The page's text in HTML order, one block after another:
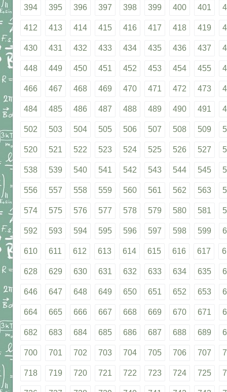
394 395 396 397 398 399 400 401
412 413 414 415 416 417 418 419
430 431 432 433 434 435 436 437
448 449 450 451 452 453 454 455
466 467 468 469 470 471 472 473
484 485 486 487 488 489 490 491
502 503 504 505 506 507 508 509
520 521 522 523 524 525 526 527
538 539 540 541 542 543 544 545
556 557 558 559 560 561 562 563
574 575 576 577 578 579 580 581
592 593 594 595 596 597 598 599
610 611 612 613 614 615 616 617
628 629 630 631 632 633 634 635
646 647 648 649 650 651 652 653
664 665 666 667 668 669 670 671
682 683 684 685 686 687 688 689
700 701 702 703 704 705 706 707
718 719 720 721 722 723 724 725